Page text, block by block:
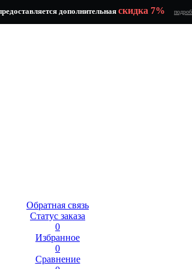
дополнительная скидка 7%
Обратная связь
Статус заказа
0
Избранное
0
Сравнение